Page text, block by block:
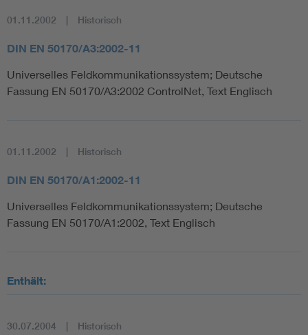
01.11.2002 Historisch
DIN EN 50170/A3:2002-11
Universelles Feldkommunikationssystem; Deutsche
Fassung EN 50170/A3:2002 ControlNet, Text Englisch
01.11.2002 Historisch
DIN EN 50170/A1:2002-11
Universelles Feldkommunikationssystem; Deutsche
Fassung EN 50170/A1:2002, Text Englisch
Enthält:
30.07.2004 Historisch